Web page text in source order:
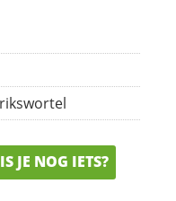
JE NOG IETS?